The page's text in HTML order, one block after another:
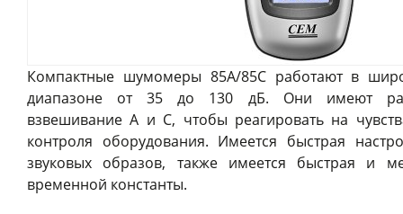
Компактные шумомеры 85A/85C работают в
диапазоне от 35 до 130 дБ. Они имеют
взвешивание A и C, чтобы реагировать на
контроля оборудования. Имеется быстрая
звуковых образов, также имеется быстрая и
временной константы.